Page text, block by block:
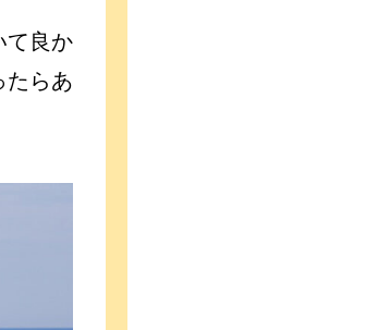
て良か
たらあ